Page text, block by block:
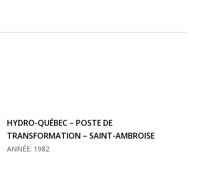
HYDRO-QUÉBEC – POSTE DE
TRANSFORMATION – SAINT-AMBROISE
ANNÉE: 1982